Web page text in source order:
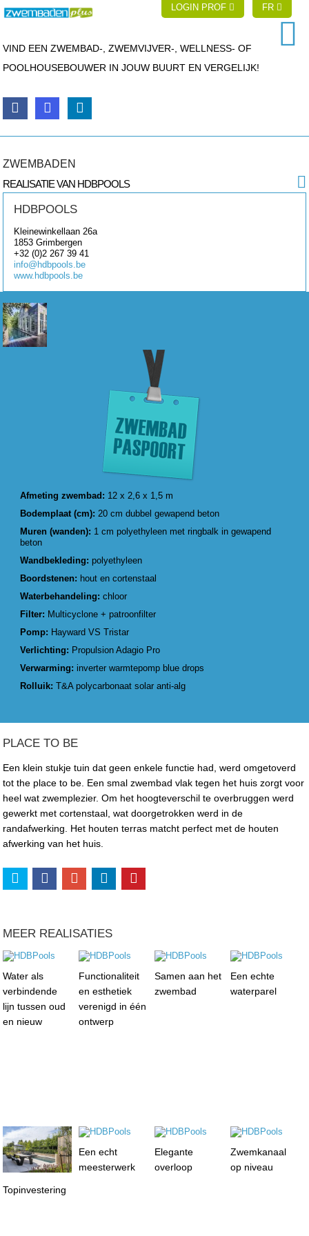
LOGIN PROF FR
VIND EEN ZWEMBAD-, ZWEMVIJVER-, WELLNESS- OF
POOLHOUSEBOUWER IN JOUW BUURT EN VERGELIJK!
ZWEMBADEN
REALISATIE VAN HDBPOOLS
HDBPOOLS
Kleinewinkellaan 26a
1853Grimbergen
+32 (0)2 267 39 41
info@hdbpools.be
www.hdbpools.be
Afmeting zwembad: 12 x 2,6 x 1,5 m
Bodemplaat (cm): 20 cm dubbel gewapend beton
Muren (wanden): 1 cm polyethyleen met ringbalk in gewapend
beton
Wandbekleding:polyethyleen
Boordstenen: hout en cortenstaal
Waterbehandeling: chloor
Filter: Multicyclone + patroonfilter
Pomp: Hayward VS Tristar
Verlichting: Propulsion Adagio Pro
Verwarming: inverter warmtepomp blue drops
Rolluik:T&A polycarbonaat solar anti-alg
PLACE TO BE
Een klein stukje tuin dat geen enkele functie had, werd omgetoverd
tot the place to be. Een smal zwembad vlak tegen het huis zorgt voor
heel wat zwemplezier. Om het hoogteverschil te overbruggen werd
gewerkt met cortenstaal, wat doorgetrokken werd in de
randafwerking. Het houten terras matcht perfect met de houten
afwerking van het huis.
MEER REALISATIES
Water als
verbindende
lijn tussen oud
en nieuw
Functionaliteit
en esthetiek
verenigd in één
ontwerp
Samen aan het
zwembad
Een echte
waterparel
Topinvestering
Een echt
meesterwerk
Elegante
overloop
Zwemkanaal
op niveau